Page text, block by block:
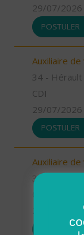
29/07/2026
POSTULER
Auxiliaire de
34 - Hérault
CDI
29/07/2026
POSTULER
Auxiliaire de
34 - Hérault
POSTULER